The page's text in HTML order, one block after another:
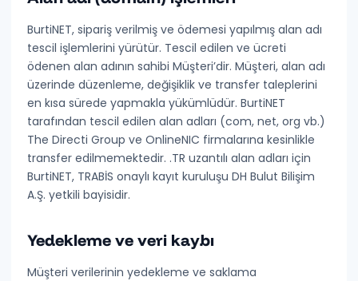
BurtiNET, sipariş verilmiş ve ödemesi yapılmış alan adı
tescil işlemlerini yürütür. Tescil edilen ve ücreti
ödenen alan adınınsahibi Müşteri’dir. Müşteri, alan adı
üzerinde düzenleme, değişiklik ve transfer taleplerini
en kısa sürede yapmakla yükümlüdür. BurtiNET
tarafından tescil edilen alan adları (com, net, org vb.)
The Directi Group ve OnlineNIC firmalarına kesinlikle
transfer edilmemektedir. .TR uzantılı alan adları için
BurtiNET, TRABİS onaylı kayıt kuruluşu DH Bulut Bilişim
A.Ş. yetkili bayisidir.
Yedekleme ve veri kaybı
Müşteri verilerinin yedekleme ve saklama